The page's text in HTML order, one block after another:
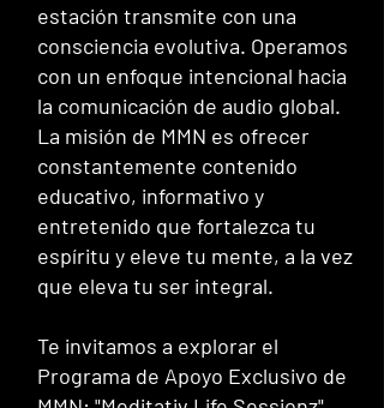
estación transmite con una
consciencia evolutiva. Operamos
con un enfoque intencional hacia
la comunicación de audio global.
La misión de MMN es ofrecer
constantemente contenido
educativo, informativo y
entretenido que fortalezca tu
espíritu y eleve tu mente, a la vez
que eleva tu ser integral.
Te invitamos a explorar el
Programa de Apoyo Exclusivo de